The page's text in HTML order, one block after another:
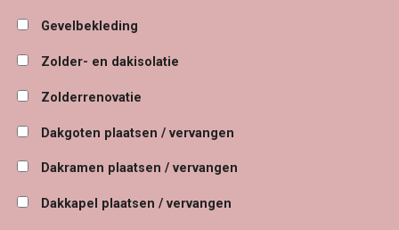
Gevelbekleding
Zolder- en dakisolatie
Zolderrenovatie
Dakgoten plaatsen / vervangen
Dakramen plaatsen / vervangen
Dakkapel plaatsen / vervangen